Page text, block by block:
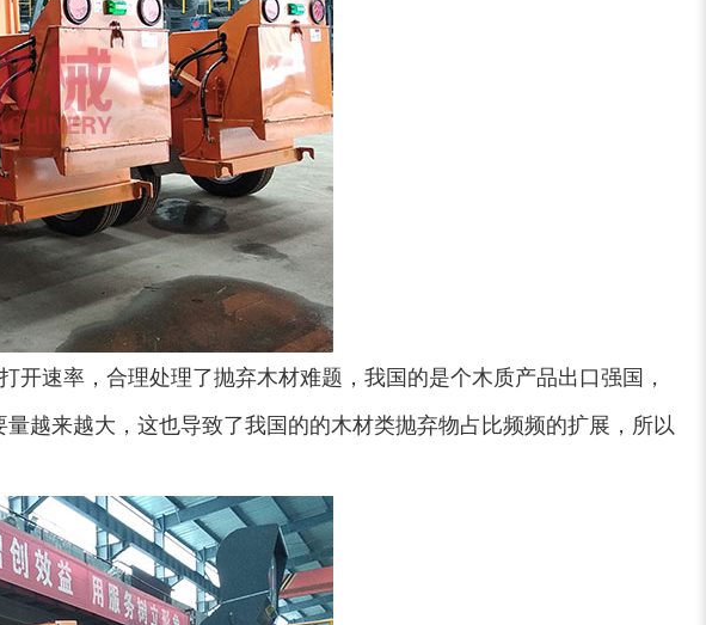
速率，合理处理了抛弃木材难题，我国的是个木质产品出口强国，
越来越大，这也导致了我国的的木材类抛弃物占比频频的扩展，所以
破碎机 装修垃圾处理设备...
粉碎机 小型撕碎机